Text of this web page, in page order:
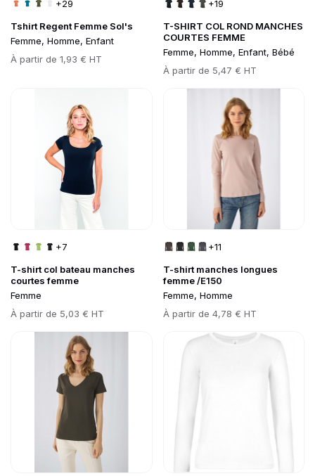
Tshirt Regent Femme Sol's
Femme, Homme, Enfant
Prix
À partir de 1,93 € HT
+29
T-SHIRT COL ROND MANCHES
COURTES FEMME
Femme, Homme, Enfant, Bébé
Prix
À partir de 5,47 € HT
+19
T-shirt col bateau manches
courtes femme
Femme
Prix
À partir de 5,03 € HT
+7
T-shirt manches longues
femme /E150
Femme, Homme
Prix
À partir de 4,78 € HT
+11
Go to product page
Go to product page Go to product page